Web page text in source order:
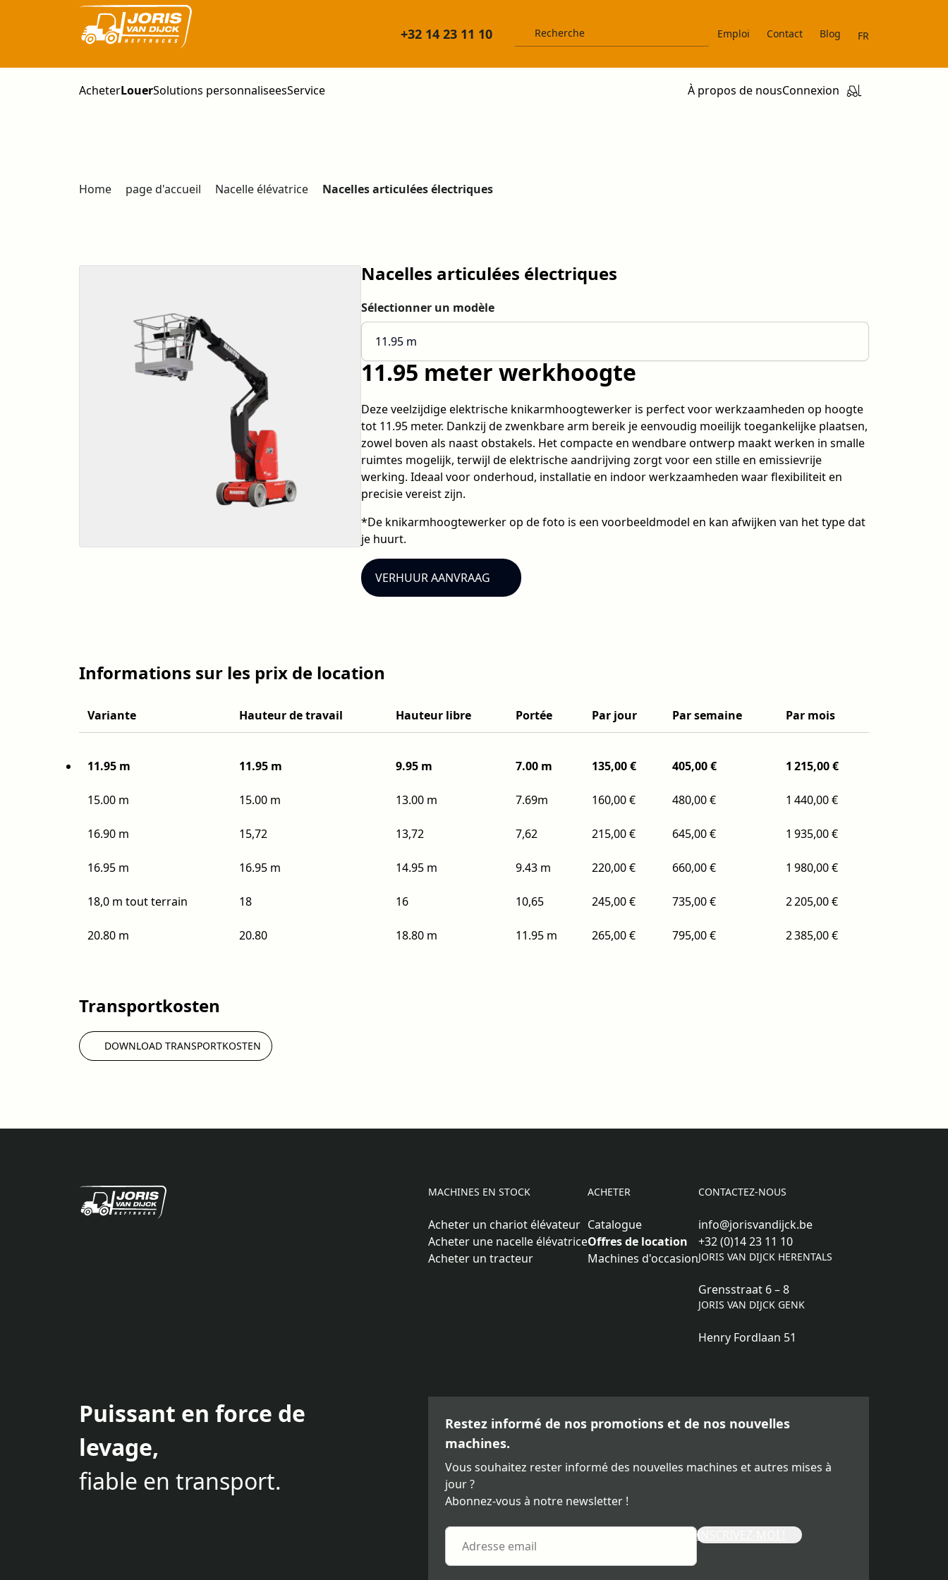
+32 14 23 11 10 Emploi Contact Blog FR
AcheterLouerSolutions personnaliseesService À propos de nousConnexion
Home page d'accueil Nacelle élévatrice Nacelles articulées électriques
Nacelles articulées électriques
Sélectionner un modèle
11.95 m
11.95 meter werkhoogte
Deze veelzijdige elektrische knikarmhoogtewerker is perfect voor werkzaamheden op hoogte
tot 11.95 meter. Dankzij de zwenkbare arm bereik je eenvoudig moeilijk toegankelijke plaatsen,
zowel boven als naast obstakels. Het compacte en wendbare ontwerp maakt werken in smalle
ruimtes mogelijk, terwijl de elektrische aandrijving zorgt voor een stille en emissievrije
werking. Ideaal voor onderhoud, installatie en indoor werkzaamheden waar flexibiliteit en
precisie vereist zijn.
*De knikarmhoogtewerker op de foto is een voorbeeldmodel en kan afwijken van het type dat
je huurt.
VERHUUR AANVRAAG
Informations sur les prix de location
Variante Hauteur de travail Hauteur libre Portée Par jour Par semaine Par mois
11.95 m 11.95 m 9.95 m 7.00 m 135,00 € 405,00 € 1 215,00 €
15.00 m 15.00 m 13.00 m 7.69m 160,00 € 480,00 € 1 440,00 €
16.90 m 15,72 13,72 7,62 215,00 € 645,00 € 1 935,00 €
16.95 m 16.95 m 14.95 m 9.43 m 220,00 € 660,00 € 1 980,00 €
18,0 m tout terrain 18 16 10,65 245,00 € 735,00 € 2 205,00 €
20.80 m 20.80 18.80 m 11.95 m 265,00 € 795,00 € 2 385,00 €
Transportkosten
DOWNLOAD TRANSPORTKOSTEN
MACHINES EN STOCK
Acheter un chariot élévateur
Acheter une nacelle élévatrice
Acheter un tracteur
ACHETER
Catalogue
Offres de location
Machines d'occasion
CONTACTEZ-NOUS
info@jorisvandijck.be
+32 (0)14 23 11 10
JORIS VAN DIJCK HERENTALS
Grensstraat 6 – 8
JORIS VAN DIJCK GENK
Henry Fordlaan 51
Puissant en force de
levage,
fiable en transport.
Restez informé de nos promotions et de nos nouvelles
machines.
Vous souhaitez rester informé des nouvelles machines et autres mises à
jour ?
Abonnez-vous à notre newsletter !
INSCRIVEZ-MOI !